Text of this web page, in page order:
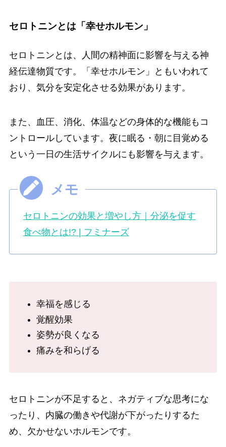
セロトニンとは「幸せホルモン」
セロトニンとは、人間の精神面に影響を与える神
経伝達物質です。「幸せホルモン」ともいわれて
おり、気分を安定化させる効果があります。
また、血圧、消化、体温などの身体的な機能もコ
ントロールしています。夜に眠る・朝に目覚める
という一日の生活サイクルにも影響を与えます。
セロトニンの効果と増やし方｜分泌を促す
食べ物とは!? | フミナーズ
幸福を感じる
覚醒効果
姿勢が良くなる
痛みを和らげる
セロトニンが不足すると、ネガティブな思考にな
ったり、内臓の働きや代謝が下がったりするた
め、欠かせないホルモンです。